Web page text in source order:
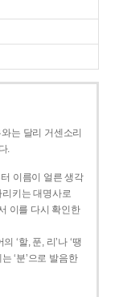
는 달리 거센소리
.
이름이 얼른 생각
키는 대명사로
이를 다시 확인한
‘할, 푼, 리’나 ‘땡
‘분’으로 발음한